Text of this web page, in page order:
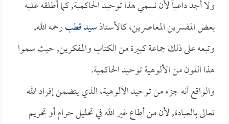
ولا أجد داعياً لأن نسمي هذا توحيد الحاكمية, كما أطلقه عليه
بعض المفسرين المعاصرين، كالأستاذسيد قطبرحمه الله,
وتبعه على ذلك جماعة كبيرة من الكتاب والمفكرين, حيث سموا
هذا اللون من الألوهية توحيد الحاكمية.
والواقع أنه جزء من توحيد الألوهية، الذي يتضمن إفراد الله
تعالى بالعبادة, لأن من أطاع غير الله في تحليل حرام أو تحريم